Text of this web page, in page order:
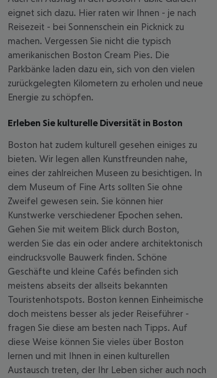
eignet sich dazu. Hier raten wir Ihnen - je nach
Reisezeit - bei Sonnenschein ein Picknick zu
machen. Vergessen Sie nicht die typisch
amerikanischen Boston Cream Pies. Die
Parkbänke laden dazu ein, sich von den vielen
zurückgelegten Kilometern zu erholen und neue
Energie zu schöpfen.
Erleben Sie kulturelle Diversität in Boston
Boston hat zudem kulturell gesehen einiges zu
bieten. Wir legen allen Kunstfreunden nahe,
eines der zahlreichen Museen zu besichtigen. In
dem Museum of Fine Arts sollten Sie ohne
Zweifel gewesen sein. Sie können hier
Kunstwerke verschiedener Epochen sehen.
Gehen Sie mit weitem Blick durch Boston,
werden Sie das ein oder andere architektonisch
eindrucksvolle Bauwerk finden. Schöne
Geschäfte und kleine Cafés befinden sich
meistens abseits der allseits bekannten
Touristenhotspots. Boston kennen Einheimische
doch meistens besser als jeder Reiseführer -
fragen Sie diese am besten nach Tipps. Auf
diese Weise können Sie vieles über Boston
lernen und mit Ihnen in einen kulturellen
Austausch treten, der Ihr Leben sicher auch noch